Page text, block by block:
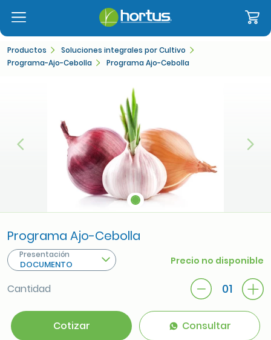
Productos
Soluciones integrales por Cultivo
Programa-Ajo-Cebolla
Programa Ajo-Cebolla
Anterior
Programa Ajo-Cebolla
DOCUMENTO
Presentación
Precio no disponible
Cantidad 01
Cotizar Consultar